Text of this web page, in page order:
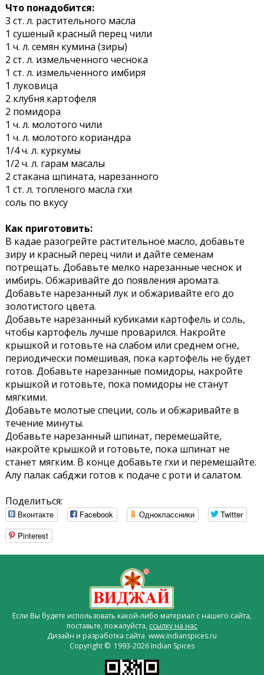
Что понадобится:
3 ст. л. растительного масла
1 сушеный красный перец чили
1 ч. л. семян кумина (зиры)
2 ст. л. измельченного чеснока
1 ст. л. измельченного имбиря
1 луковица
2 клубня картофеля
2 помидора
1 ч. л. молотого чили
1 ч. л. молотого кориандра
1/4 ч. л. куркумы
1/2 ч. л. гарам масалы
2 стакана шпината, нарезанного
1 ст. л. топленого масла гхи
соль по вкусу
Как приготовить:
В кадае разогрейте растительное масло, добавьте
зиру и красный перец чили и дайте семенам
потрещать. Добавьте мелко нарезанные чеснок и
имбирь. Обжаривайте до появления аромата.
Добавьте нарезанный лук и обжаривайте его до
золотистого цвета.
Добавьте нарезанный кубиками картофель и соль,
чтобы картофель лучше проварился. Накройте
крышкой и готовьте на слабом или среднем огне,
периодически помешивая, пока картофель не будет
готов. Добавьте нарезанные помидоры, накройте
крышкой и готовьте, пока помидоры не станут
мягкими.
Добавьте молотые специи, соль и обжаривайте в
течение минуты.
Добавьте нарезанный шпинат, перемешайте,
накройте крышкой и готовьте, пока шпинат не
станет мягким. В конце добавьте гхи и перемешайте.
Алу палак сабджи готов к подаче с роти и салатом.
Поделиться:
Вконтакте Facebook Одноклассники
Twitter
Pinterest
Если Вы будете использовать какой-либо материал с нашего сайта,
поставьте, пожалуйста, ссылку на нас
Дизайн и разработка сайта www.indianspices.ru
Copyright © 1993-2026 Indian Spices